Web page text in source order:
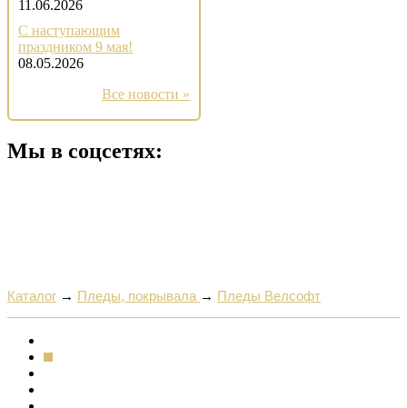
11.06.2026
С наступающим
праздником 9 мая!
08.05.2026
Все новости »
Мы в соцсетях:
Каталог → Пледы, покрывала → Пледы Велсофт